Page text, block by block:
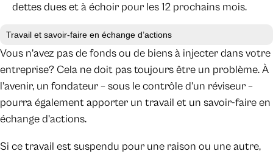
dettes dues et à échoir pour les 12 prochains mois.
Travail et savoir-faire en échange d’actions
Vous n’avez pas de fonds ou de biens à injecter dans votre
entreprise? Cela ne doit pas toujours être un problème. À
l’avenir, un fondateur – sous le contrôle d’un réviseur –
pourra également apporter un travail et un savoir-faire en
échange d’actions.
Si ce travail est suspendu pour une raison ou une autre,